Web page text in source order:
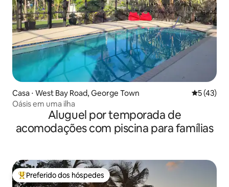
Casa ⋅ West Bay Road, George Town 5 de uma
5 (43)
Oásis em uma ilha
Aluguel por temporada de
acomodações com piscina para famílias
Entre os melhores preferidos dos hóspedes
Preferido dos hóspedes